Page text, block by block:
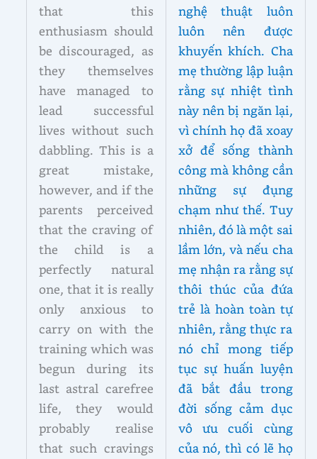
that this
enthusiasm should
be discouraged, as
they themselves
have managed to
lead successful
lives without such
dabbling. This is a
great mistake,
however, and if the
parents perceived
that the craving of
the child is a
perfectly natural
one, that it is really
only anxious to
carry on with the
training which was
begun during its
last astral carefree
life, they would
probably realise
that such cravings
nghệ thuật luôn
luôn nên được
khuyến khích. Cha
mẹ thường lập luận
rằng sự nhiệt tình
này nên bị ngăn lại,
vì chính họ đã xoay
xở để sống thành
công mà không cần
những sự đụng
chạm như thế. Tuy
nhiên, đó là một sai
lầm lớn, và nếu cha
mẹ nhận ra rằng sự
thôi thúc của đứa
trẻ là hoàn toàn tự
nhiên, rằng thực ra
nó chỉ mong tiếp
tục sự huấn luyện
đã bắt đầu trong
đời sống cảm dục
vô ưu cuối cùng
của nó, thì có lẽ họ